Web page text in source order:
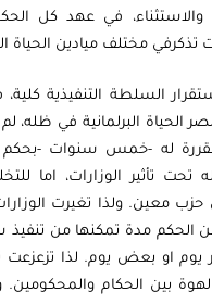
في عهد كل
مختلف ميادين الحياة
السلطة التنفيذية
مصر الحياة البرلمانية في
له -خمس سنوات -بحكم
تأثير الوزارات، اما
حزب معين. ولذا تغيرت
الحكم مدة تمكنها من تنفيذ
او بعض يوم. لذا تزعزعت
بين الحكام والمحكومين.